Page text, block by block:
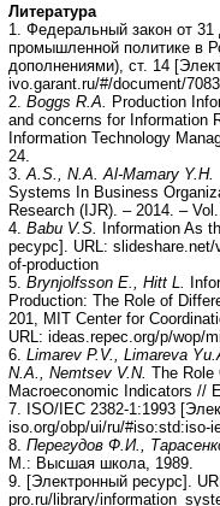
Литература
1. Федеральный закон от
промышленной политике в
дополнениями), ст. 14
ivo.garant.ru/#/document/
2. Boggs R.A.
Production
and concerns for Information
Information Technology
24.
3. A.S., N.A. Al-Mamary Y.H.
Systems In Business
Research (IJR). – 2014. –
4. Babu V.S. Information As
ресурс]. URL:
of-production
5. Brynjolfsson E., Hitt L.
Production: The Role of
201, MIT Center for
URL: ideas.repec.org/p/wop/
6. Limarev P.V., Limareva
N.A., Nemtsev V.N. The Role
Macroeconomic Indicators //
7. ISO/IEC 2382-1:1993
iso.org/obp/ui/ru/#iso:std:iso-
8. Перегудов Ф.И.,
М.: Высшая школа, 1989.
9. [Электронный ресурс].
pro.ru/library/